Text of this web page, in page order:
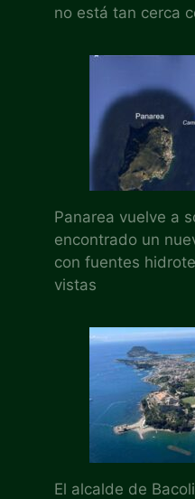
no está tan cerca
Panarea vuelve a
encontrado un
con fuentes
vistas
El alcalde de